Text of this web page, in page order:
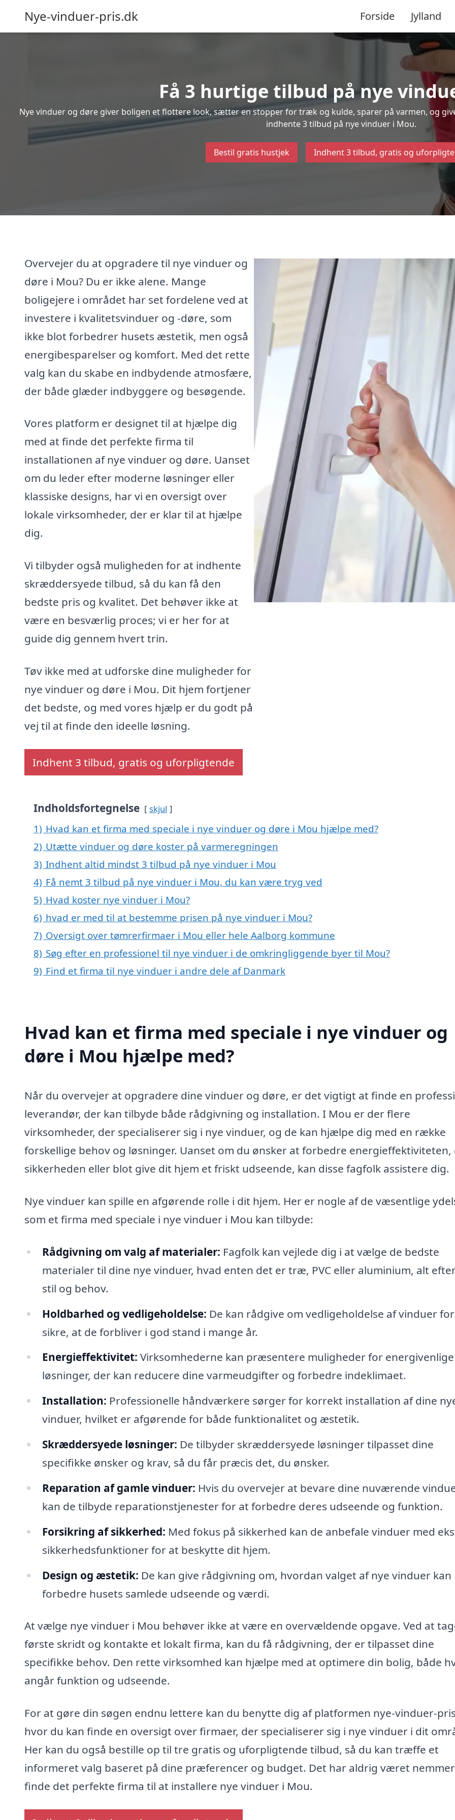
Nye-vinduer-pris.dk Forside Jylland
Få 3 hurtige tilbud på nye
Nye vinduer og døre giver boligen et flottere look, sætter en stopper for træk og kulde, sparer på varmen, og
indhente 3 tilbud på nye vinduer i Mou.
Bestil gratis hustjek Indhent 3 tilbud, gratis og
Overvejer du at opgradere til nye vinduer og
døre i Mou? Du er ikke alene. Mange
boligejere i området har set fordelene ved at
investere i kvalitetsvinduer og -døre, som
ikke blot forbedrer husets æstetik, men også
energibesparelser og komfort. Med det rette
valg kan du skabe en indbydende atmosfære,
der både glæder indbyggere og besøgende.
Vores platform er designet til at hjælpe dig
med at finde det perfekte firma til
installationen af nye vinduer og døre. Uanset
om du leder efter moderne løsninger eller
klassiske designs, har vi en oversigt over
lokale virksomheder, der er klar til at hjælpe
dig.
Vi tilbyder også muligheden for at indhente
skræddersyede tilbud, så du kan få den
bedste pris og kvalitet. Det behøver ikke at
være en besværlig proces; vi er her for at
guide dig gennem hvert trin.
Tøv ikke med at udforske dine muligheder for
nye vinduer og døre i Mou. Dit hjem fortjener
det bedste, og med vores hjælp er du godt på
vej til at finde den ideelle løsning.
Indhent 3 tilbud, gratis og uforpligtende
Indholdsfortegnelse skjul
1) Hvad kan et firma med speciale i nye vinduer og døre i Mou hjælpe med?
2) Utætte vinduer og døre koster på varmeregningen
3) Indhent altid mindst 3 tilbud på nye vinduer i Mou
4) Få nemt 3 tilbud på nye vinduer i Mou, du kan være tryg ved
5) Hvad koster nye vinduer i Mou?
6) hvad er med til at bestemme prisen på nye vinduer i Mou?
7) Oversigt over tømrerfirmaer i Mou eller hele Aalborg kommune
8) Søg efter en professionel til nye vinduer i de omkringliggende byer til Mou?
9) Find et firma til nye vinduer i andre dele af Danmark
Hvad kan et firma med speciale i nye vinduer og
døre i Mou hjælpe med?
Når du overvejer at opgradere dine vinduer og døre, er det vigtigt at finde en
leverandør, der kan tilbyde både rådgivning og installation. I Mou er der flere
virksomheder, der specialiserer sig i nye vinduer, og de kan hjælpe dig med en række
forskellige behov og løsninger. Uanset om du ønsker at forbedre energieffektiviteten,
sikkerheden eller blot give dit hjem et friskt udseende, kan disse fagfolk assistere dig.
Nye vinduer kan spille en afgørende rolle i dit hjem. Her er nogle af de væsentlige
som et firma med speciale i nye vinduer i Mou kan tilbyde:
Rådgivning om valg af materialer: Fagfolk kan vejlede dig i at vælge de bedste
materialer til dine nye vinduer, hvad enten det er træ, PVC eller aluminium, alt
stil og behov.
Holdbarhed og vedligeholdelse: De kan rådgive om vedligeholdelse af vinduer
sikre, at de forbliver i god stand i mange år.
Energieffektivitet: Virksomhederne kan præsentere muligheder for energivenlige
løsninger, der kan reducere dine varmeudgifter og forbedre indeklimaet.
Installation: Professionelle håndværkere sørger for korrekt installation af dine
vinduer, hvilket er afgørende for både funktionalitet og æstetik.
Skræddersyede løsninger: De tilbyder skræddersyede løsninger tilpasset dine
specifikke ønsker og krav, så du får præcis det, du ønsker.
Reparation af gamle vinduer: Hvis du overvejer at bevare dine nuværende
kan de tilbyde reparationstjenester for at forbedre deres udseende og funktion.
Forsikring af sikkerhed: Med fokus på sikkerhed kan de anbefale vinduer med
sikkerhedsfunktioner for at beskytte dit hjem.
Design og æstetik: De kan give rådgivning om, hvordan valget af nye vinduer kan
forbedre husets samlede udseende og værdi.
At vælge nye vinduer i Mou behøver ikke at være en overvældende opgave. Ved at
første skridt og kontakte et lokalt firma, kan du få rådgivning, der er tilpasset dine
specifikke behov. Den rette virksomhed kan hjælpe med at optimere din bolig, både
angår funktion og udseende.
For at gøre din søgen endnu lettere kan du benytte dig af platformen nye-vinduer-
hvor du kan finde en oversigt over firmaer, der specialiserer sig i nye vinduer i dit
Her kan du også bestille op til tre gratis og uforpligtende tilbud, så du kan træffe et
informeret valg baseret på dine præferencer og budget. Det har aldrig været
finde det perfekte firma til at installere nye vinduer i Mou.